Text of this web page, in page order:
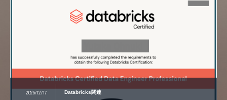
2025/12/17 Databricks関連